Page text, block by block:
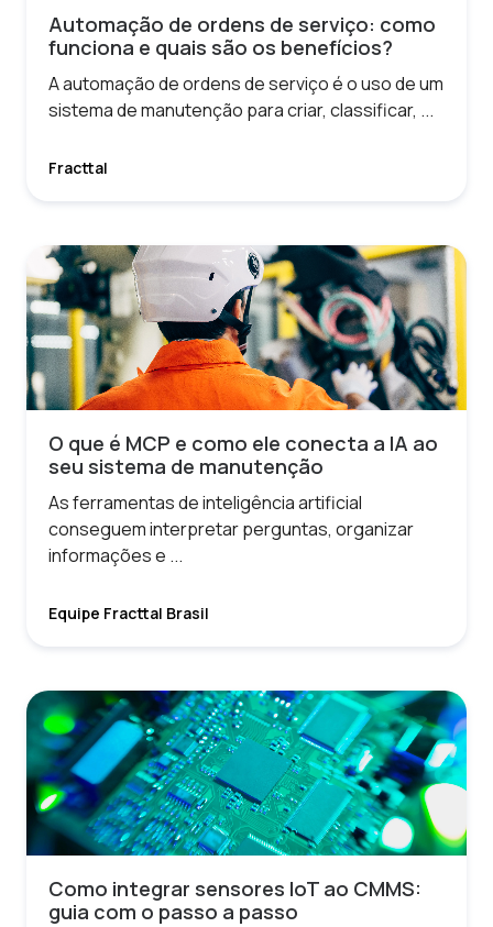
Automação de ordens de serviço: como
funciona e quais são os benefícios?
A automação de ordens de serviço é o uso de um
sistema de manutenção para criar, classificar, ...
Fracttal
O que é MCP e como ele conecta a IA ao
seu sistema de manutenção
As ferramentas de inteligência artificial
conseguem interpretar perguntas, organizar
informações e ...
Equipe Fracttal Brasil
Como integrar sensores IoT ao CMMS:
guia com o passo a passo